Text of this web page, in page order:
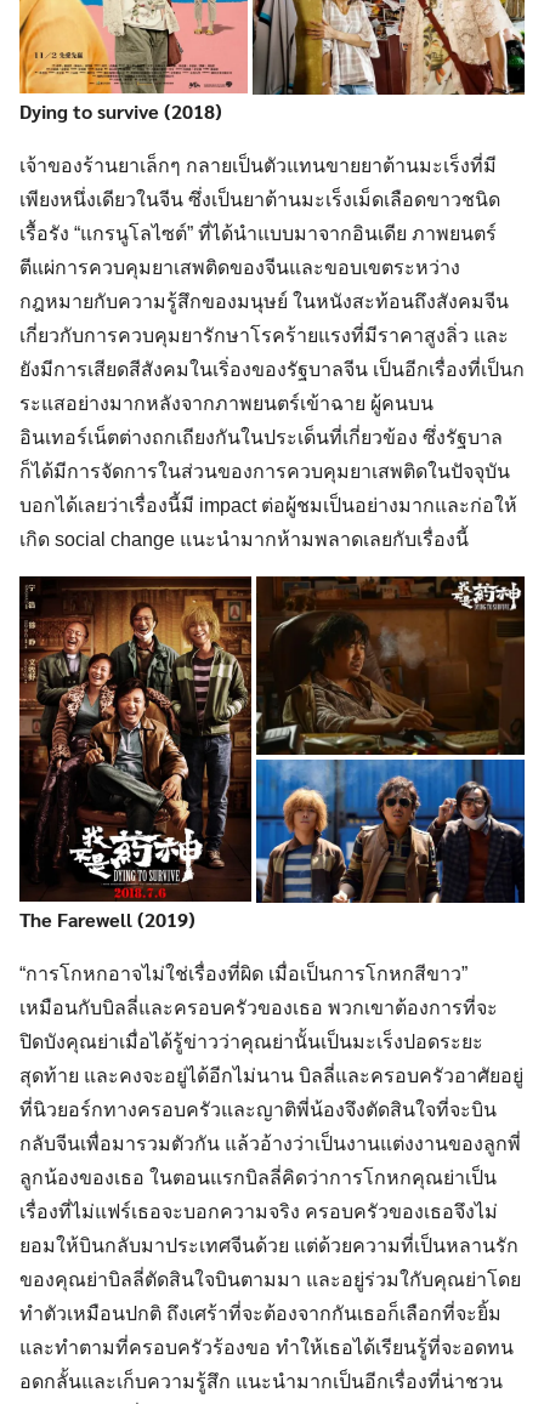
Search
for:
Dying to survive(2018)
เจ้าของร้านยาเล็กๆ กลายเป็นตัวแทนขายยาต้านมะเร็งที่มี
เพียงหนึ่งเดียวในจีน ซึ่งเป็นยาต้านมะเร็งเม็ดเลือดขาวชนิด
เรื้อรัง “แกรนูโลไซต์” ที่ได้นำแบบมาจากอินเดีย ภาพยนตร์
ตีแผ่การควบคุมยาเสพติดของจีนและขอบเขตระหว่าง
กฎหมายกับความรู้สึกของมนุษย์ ในหนังสะท้อนถึงสังคมจีน
เกี่ยวกับการควบคุมยารักษาโรคร้ายแรงที่มีราคาสูงลิ่ว และ
ยังมีการเสียดสีสังคมในเริ่องของรัฐบาลจีน เป็นอีกเรื่องที่เป็นก
ระแสอย่างมากหลังจากภาพยนตร์เข้าฉาย ผู้คนบน
อินเทอร์เน็ตต่างถกเถียงกันในประเด็นที่เกี่ยวข้อง ซึ่งรัฐบาล
ก็ได้มีการจัดการในส่วนของการควบคุมยาเสพติดในปัจจุบัน
บอกได้เลยว่าเรื่องนี้มี impact ต่อผู้ชมเป็นอย่างมากและก่อให้
เกิด social change แนะนำมากห้ามพลาดเลยกับเรื่องนี้
The Farewell (2019)
“การโกหกอาจไม่ใช่เรื่องที่ผิด เมื่อเป็นการโกหกสีขาว”
เหมือนกับบิลลี่และครอบครัวของเธอ พวกเขาต้องการที่จะ
ปิดบังคุณย่าเมื่อได้รู้ข่าวว่าคุณย่านั้นเป็นมะเร็งปอดระยะ
สุดท้าย และคงจะอยู่ได้อีกไม่นาน บิลลี่และครอบครัวอาศัยอยู่
ที่นิวยอร์กทางครอบครัวและญาติพี่น้องจึงตัดสินใจที่จะบิน
กลับจีนเพื่อมารวมตัวกัน แล้วอ้างว่าเป็นงานแต่งงานของลูกพี่
ลูกน้องของเธอ ในตอนแรกบิลลี่คิดว่าการโกหกคุณย่าเป็น
เรื่องที่ไม่แฟร์เธอจะบอกความจริง ครอบครัวของเธอจึงไม่
ยอมให้บินกลับมาประเทศจีนด้วย แต่ด้วยความที่เป็นหลานรัก
ของคุณย่าบิลลี่ตัดสินใจบินตามมา และอยู่ร่วมใกับคุณย่าโดย
ทำตัวเหมือนปกติ ถึงเศร้าที่จะต้องจากกันเธอก็เลือกที่จะยิ้ม
และทำตามที่ครอบครัวร้องขอ ทำให้เธอได้เรียนรู้ที่จะอดทน
อดกลั้นและเก็บความรู้สึก แนะนำมากเป็นอีกเรื่องที่น่าชวน